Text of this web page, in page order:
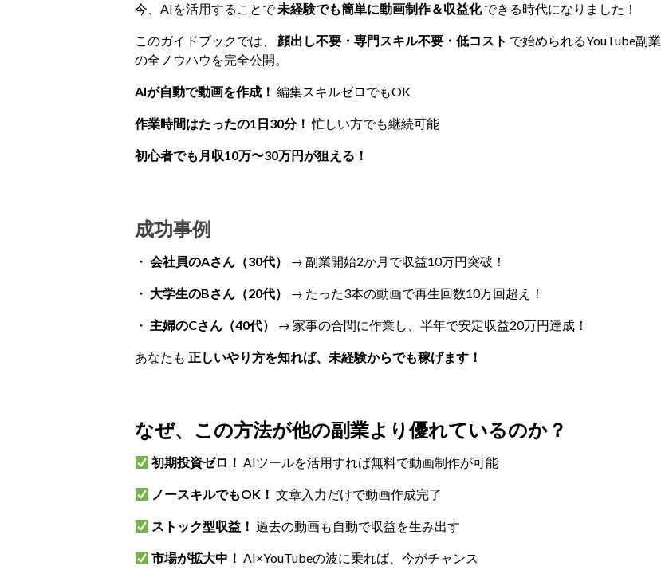
今、AIを活用することで未経験でも簡単に動画制作＆収益化できる時代になりました！
このガイドブックでは、 顔出し不要・専門スキル不要・低コスト で始められるYouTube副業
の全ノウハウを完全公開。
AIが自動で動画を作成！ 編集スキルゼロでもOK
作業時間はたったの1日30分！ 忙しい方でも継続可能
初心者でも月収10万〜30万円が狙える！
成功事例
・ 会社員のAさん（30代） → 副業開始2か月で収益10万円突破！
・ 大学生のBさん（20代） → たった3本の動画で再生回数10万回超え！
・ 主婦のCさん（40代） → 家事の合間に作業し、半年で安定収益20万円達成！
あなたも 正しいやり方を知れば、未経験からでも稼げます！
なぜ、この方法が他の副業より優れているのか？
初期投資ゼロ！ AIツールを活用すれば無料で動画制作が可能
ノースキルでもOK！ 文章入力だけで動画作成完了
ストック型収益！ 過去の動画も自動で収益を生み出す
市場が拡大中！ AI×YouTubeの波に乗れば、今がチャンス